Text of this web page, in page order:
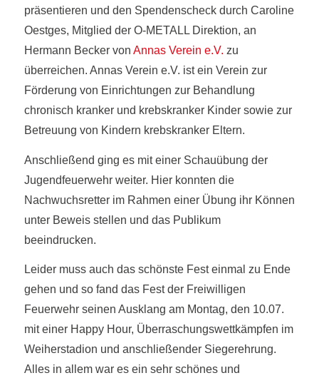
präsentieren und den Spendenscheck durch Caroline
Oestges, Mitglied der O-METALL Direktion, an
Hermann Becker von Annas Verein e.V. zu
überreichen. Annas Verein e.V. ist ein Verein zur
Förderung von Einrichtungen zur Behandlung
chronisch kranker und krebskranker Kinder sowie zur
Betreuung von Kindern krebskranker Eltern.
Anschließend ging es mit einer Schauübung der
Jugendfeuerwehr weiter. Hier konnten die
Nachwuchsretter im Rahmen einer Übung ihr Können
unter Beweis stellen und das Publikum
beeindrucken.
Leider muss auch das schönste Fest einmal zu Ende
gehen und so fand das Fest der Freiwilligen
Feuerwehr seinen Ausklang am Montag, den 10.07.
mit einer Happy Hour, Überraschungswettkämpfen im
Weiherstadion und anschließender Siegerehrung.
Alles in allem war es ein sehr schönes und